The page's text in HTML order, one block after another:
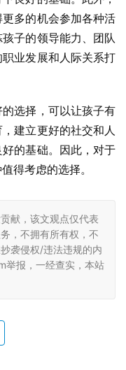
多的机会参加各种活
子的领导能力、团队
业发展和人际关系打
选择，可以让孩子有
建立更好的社交和人
的基础。因此，对于
得考虑的选择。
献，该文观点仅代表
，不拥有所有权，不
袭侵权/违法违规的内
举报，一经查实，本站